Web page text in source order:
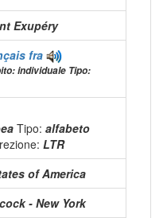
Exupéry
fra
individuale Tipo:
Tipo: alfabeto
LTR
of America
- New York